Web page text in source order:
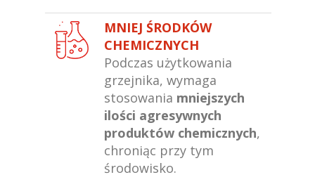
MNIEJ ŚRODKÓW
CHEMICZNYCH
Podczas użytkowania
grzejnika, wymaga
stosowania mniejszych
ilości agresywnych
produktów chemicznych,
chroniąc przy tym
środowisko.